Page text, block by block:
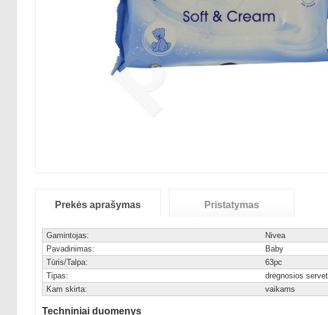
Prekės aprašymas Pristatymas
Gamintojas:
Nivea
Pavadinimas:
Baby
Tūris/Talpa:
63pc
Tipas:
drėgnosios
Kam skirta:
vaikams
Techniniai duomenys